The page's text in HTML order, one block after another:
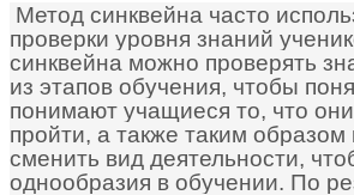
Метод синквейна часто
проверки уровня знаний
синквейна можно проверять
из этапов обучения, чтобы
понимают учащиеся то, что
пройти, а также таким
сменить вид деятельности,
однообразия в обучении. По